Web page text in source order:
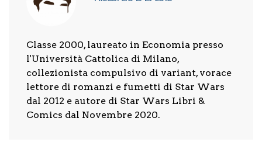
Classe 2000, laureato in Economia presso
l'Università Cattolica di Milano,
collezionista compulsivo di variant, vorace
lettore di romanzi e fumetti di Star Wars
dal 2012 e autore di Star Wars Libri &
Comics dal Novembre 2020.